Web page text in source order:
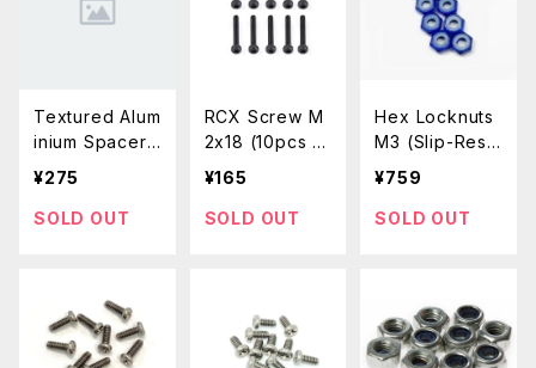
Textured Alum
inium Spacer
(M3x10mm / 4
¥275
SOLD OUT
RCX Screw M
2x18 (10pcs /
Socket Head /
lass 12.9)
¥165
SOLD OUT
Hex Locknuts
M3 (Slip-Resis
tant / Aluminiu
k Blue
¥759
SOLD OUT